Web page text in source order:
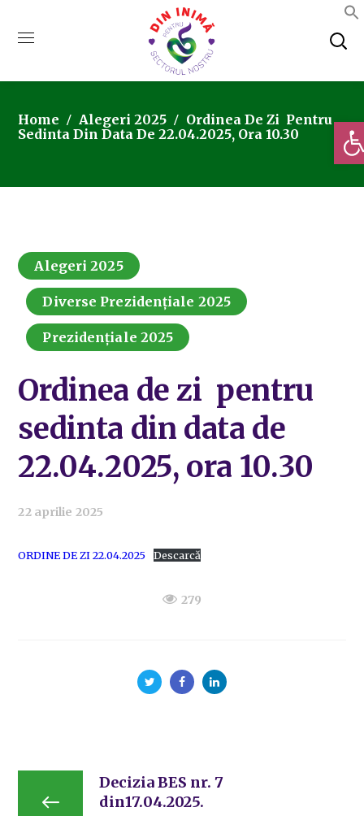
Home Alegeri 2025
Ordinea De Zi Pentru
Sedinta Din Data De 22.04.2025, Ora 10.30
Alegeri 2025
Diverse Prezidențiale 2025
Prezidențiale 2025
Ordinea de zi pentru
sedinta din data de
22.04.2025, ora 10.30
22 aprilie 2025
ORDINE DE ZI 22.04.2025 Descarcă
279
Decizia BES nr. 7
din17.04.2025.